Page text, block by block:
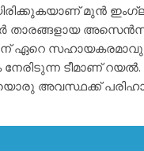
മുൻ
താരങ്ങളായ
ഏറെ
ടീമാണ്
അവസ്ഥക്ക്